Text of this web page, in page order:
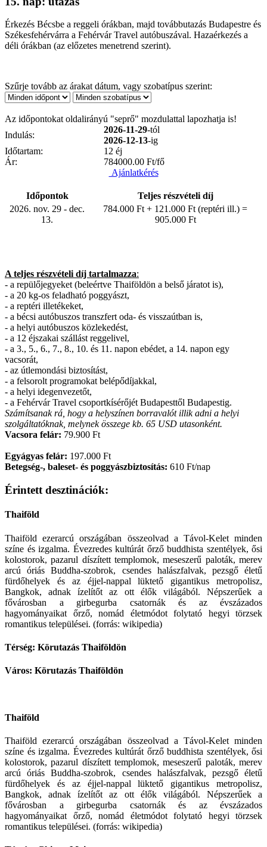
Érkezés Bécsbe a reggeli órákban, majd továbbutazás Budapestre és
Székesfehérvárra a Fehérvár Travel autóbuszával. Hazaérkezés a
déli órákban (az előzetes menetrend szerint).
Szűrje tovább az árakat dátum, vagy szobatípus szerint:
Az időpontokat oldalirányú "seprő" mozdulattal lapozhatja is!
Indulás:
2026-11-29-tól
2026-12-13-ig
Időtartam:
12 éj
Ár:
784000.00 Ft/fő
Ajánlatkérés
Időpontok
Teljes részvételi díj
2026. nov. 29 - dec.
13.
784.000 Ft + 121.000 Ft (reptéri ill.) =
905.000 Ft
A teljes részvételi díj tartalmazza:
- a repülőjegyeket (beleértve Thaiföldön a belső járatot is),
- a 20 kg-os feladható poggyászt,
- a reptéri illetékeket,
- a bécsi autóbuszos transzfert oda- és visszaútban is,
- a helyi autóbuszos közlekedést,
- a 12 éjszakai szállást reggelivel,
- a 3., 5., 6., 7., 8., 10. és 11. napon ebédet, a 14. napon egy
vacsorát,
- az útlemondási biztosítást,
- a felsorolt programokat belépődíjakkal,
- a helyi idegenvezetőt,
- a Fehérvár Travel csoportkísérőjét Budapesttől Budapestig.
Számítsanak rá, hogy a helyszínen borravalót illik adni a helyi
szolgáltatóknak, melynek összege kb. 65 USD utasonként.
Vacsora felár: 79.900 Ft
Egyágyas felár: 197.000 Ft
Betegség-, baleset- és poggyászbiztosítás: 610 Ft/nap
Érintett desztinációk:
Thaiföld
Thaiföld ezerarcú országában összeolvad a Távol-Kelet minden
színe és izgalma. Évezredes kultúrát őrző buddhista szentélyek, ősi
kolostorok, pazarul díszített templomok, meseszerű paloták, merev
arcú óriás Buddha-szobrok, csendes halászfalvak, pezsgő életű
fürdőhelyek és az éjjel-nappal lüktető gigantikus metropolisz,
Bangkok, adnak ízelítőt az ott élők világából. Népszerűek a
fővárosban a girbegurba csatornák és az évszázados
hagyományaikat őrző, nomád életmódot folytató hegyi törzsek
romantikus települései. (forrás: wikipedia)
Térség: Körutazás Thaiföldön
Város: Körutazás Thaiföldön
Thaiföld
Thaiföld ezerarcú országában összeolvad a Távol-Kelet minden
színe és izgalma. Évezredes kultúrát őrző buddhista szentélyek, ősi
kolostorok, pazarul díszített templomok, meseszerű paloták, merev
arcú óriás Buddha-szobrok, csendes halászfalvak, pezsgő életű
fürdőhelyek és az éjjel-nappal lüktető gigantikus metropolisz,
Bangkok, adnak ízelítőt az ott élők világából. Népszerűek a
fővárosban a girbegurba csatornák és az évszázados
hagyományaikat őrző, nomád életmódot folytató hegyi törzsek
romantikus települései. (forrás: wikipedia)